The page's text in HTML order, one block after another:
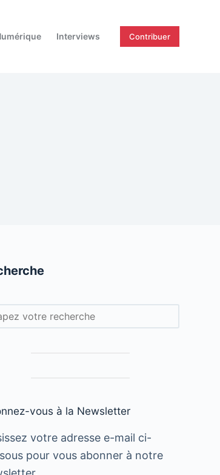
Interviews Contribuer
vous à la Newsletter
votre adresse e-mail ci-
pour vous abonner à notre